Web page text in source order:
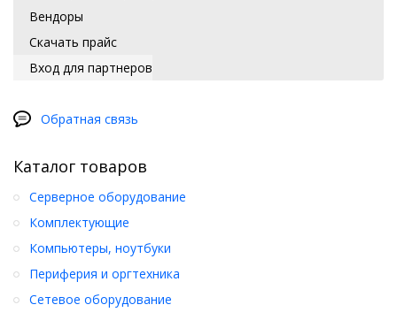
Вендоры
Скачать прайс
Вход для партнеров
Обратная связь
Каталог товаров
Серверное оборудование
Комплектующие
Компьютеры, ноутбуки
Периферия и оргтехника
Сетевое оборудование